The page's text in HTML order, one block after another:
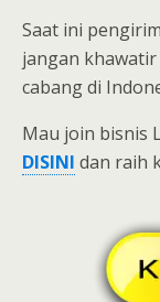
Saat ini
jangan
cabang di
Mau join bisnis
DISINI dan raih